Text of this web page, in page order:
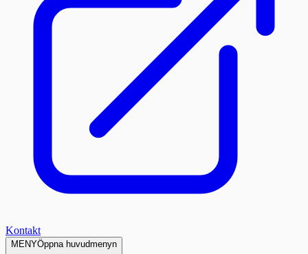
Kontakt
MENYÖppna huvudmenyn